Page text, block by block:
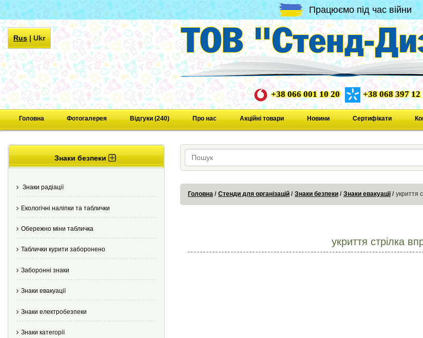
Працюємо під час війни
Rus|Ukr
+38 066 001 10 20 +38 068 397 12
Головна Фотогалерея Відгуки (240) Про нас Акційні товари Новини Сертифікати
Знаки безпеки
Знаки радіації
Екологічні наліпки та таблички
Обережно міни табличка
Таблички курити заборонено
Заборонні знаки
Знаки евакуації
Знаки електробезпеки
Знаки категорії
Головна Стенди для організацій Знаки безпеки Знаки евакуації укриття
укриття стрілка